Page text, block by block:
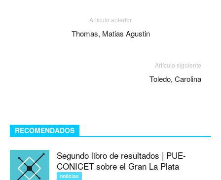
Artículo anterior
Thomas, Matias Agustin
Artículo siguiente
Toledo, Carolina
RECOMENDADOS
Segundo libro de resultados | PUE-
CONICET sobre el Gran La Plata
noticias